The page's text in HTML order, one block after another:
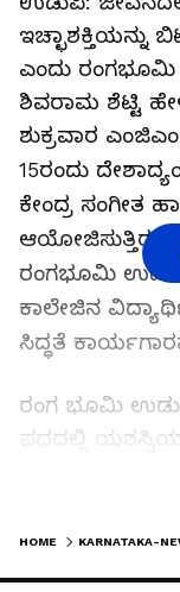
ಇಚ್ಛಾಶಕ್ತಿಯನ್ನು
ಎಂದು ರಂಗಭೂಮಿ
ಶಿವರಾಮ ಶೆಟ್ಟಿ
ಶುಕ್ರವಾರ
15ರಂದು
ಕೇಂದ್ರ ಸಂಗೀತ
ರಂಗಭೂಮಿ
ಕಾಲೇಜಿನ
ಸಿದ್ಧತೆ
ರಂಗ ಭೂಮಿ ಉಡುಪಿ
ಪಥದಲ್ಲಿ
ಜವಾಬ್ದಾರಿ
HOME KARNATAKA-